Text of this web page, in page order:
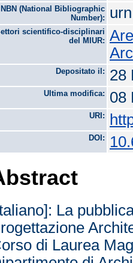
NBN (National Bibliographic
Number):
scientifico-disciplinari
del MIUR:
Depositato il: 28
Ultima modifica: 08
URI:
DOI:
La
di Laurea